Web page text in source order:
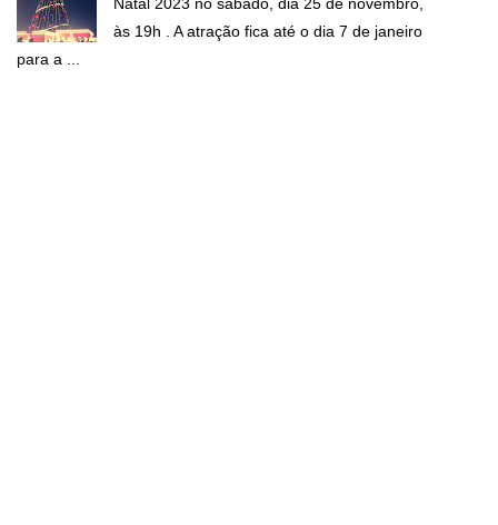
às 19h . A atração fica até o dia 7 de janeiro
para a ...